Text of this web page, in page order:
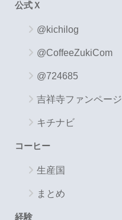
公式Ｘ
@kichilog
@CoffeeZukiCom
@724685
吉祥寺ファンページ
キチナビ
コーヒー
生産国
まとめ
経験